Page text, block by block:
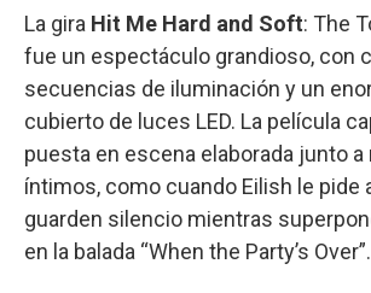
La gira Hit Me Hard and Soft: The
fue un espectáculo grandioso, con
secuencias de iluminación y un
cubierto de luces LED. La película
puesta en escena elaborada junto
íntimos, como cuando Eilish le pide
guarden silencio mientras
en la balada “When the Party’s Over”.